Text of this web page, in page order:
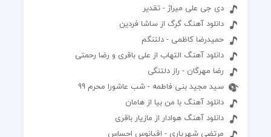
دی جی علی میراژ - تقدیر
دانلود آهنگ گرگ از ساشا فردین
حمیدرضا کاظمی - دلتنگم
دانلود آهنگ التهاب از علی باقری و رضا رحمتی
رضا مهرگان - راز دلتنگی
سید مجید بنی فاطمه - شب عاشورا محرم 99
دانلود آهنگ با من بیا از هامان
دانلود آهنگ هوادار از مازیار باقری
مرتضی شهریاری - اقیانوس احساس